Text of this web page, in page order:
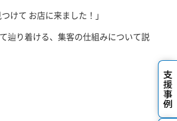
けて お店に来ました！」
辿り着ける、集客の仕組みについて説